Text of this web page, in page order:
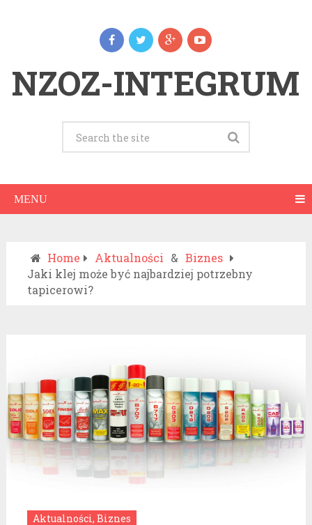
NZOZ-INTEGRUM
MENU
Home Aktualności & Biznes
Jaki klej może być najbardziej potrzebny
tapicerowi?
Aktualności, Biznes